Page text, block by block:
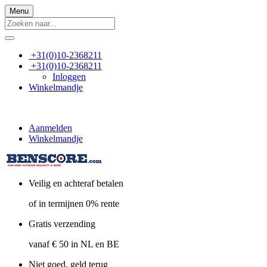
Menu
+31(0)10-2368211
+31(0)10-2368211
Inloggen
Winkelmandje
Aanmelden
Winkelmandje
Veilig en achteraf betalen
of in termijnen 0% rente
Gratis verzending
vanaf € 50 in NL en BE
Niet goed, geld terug